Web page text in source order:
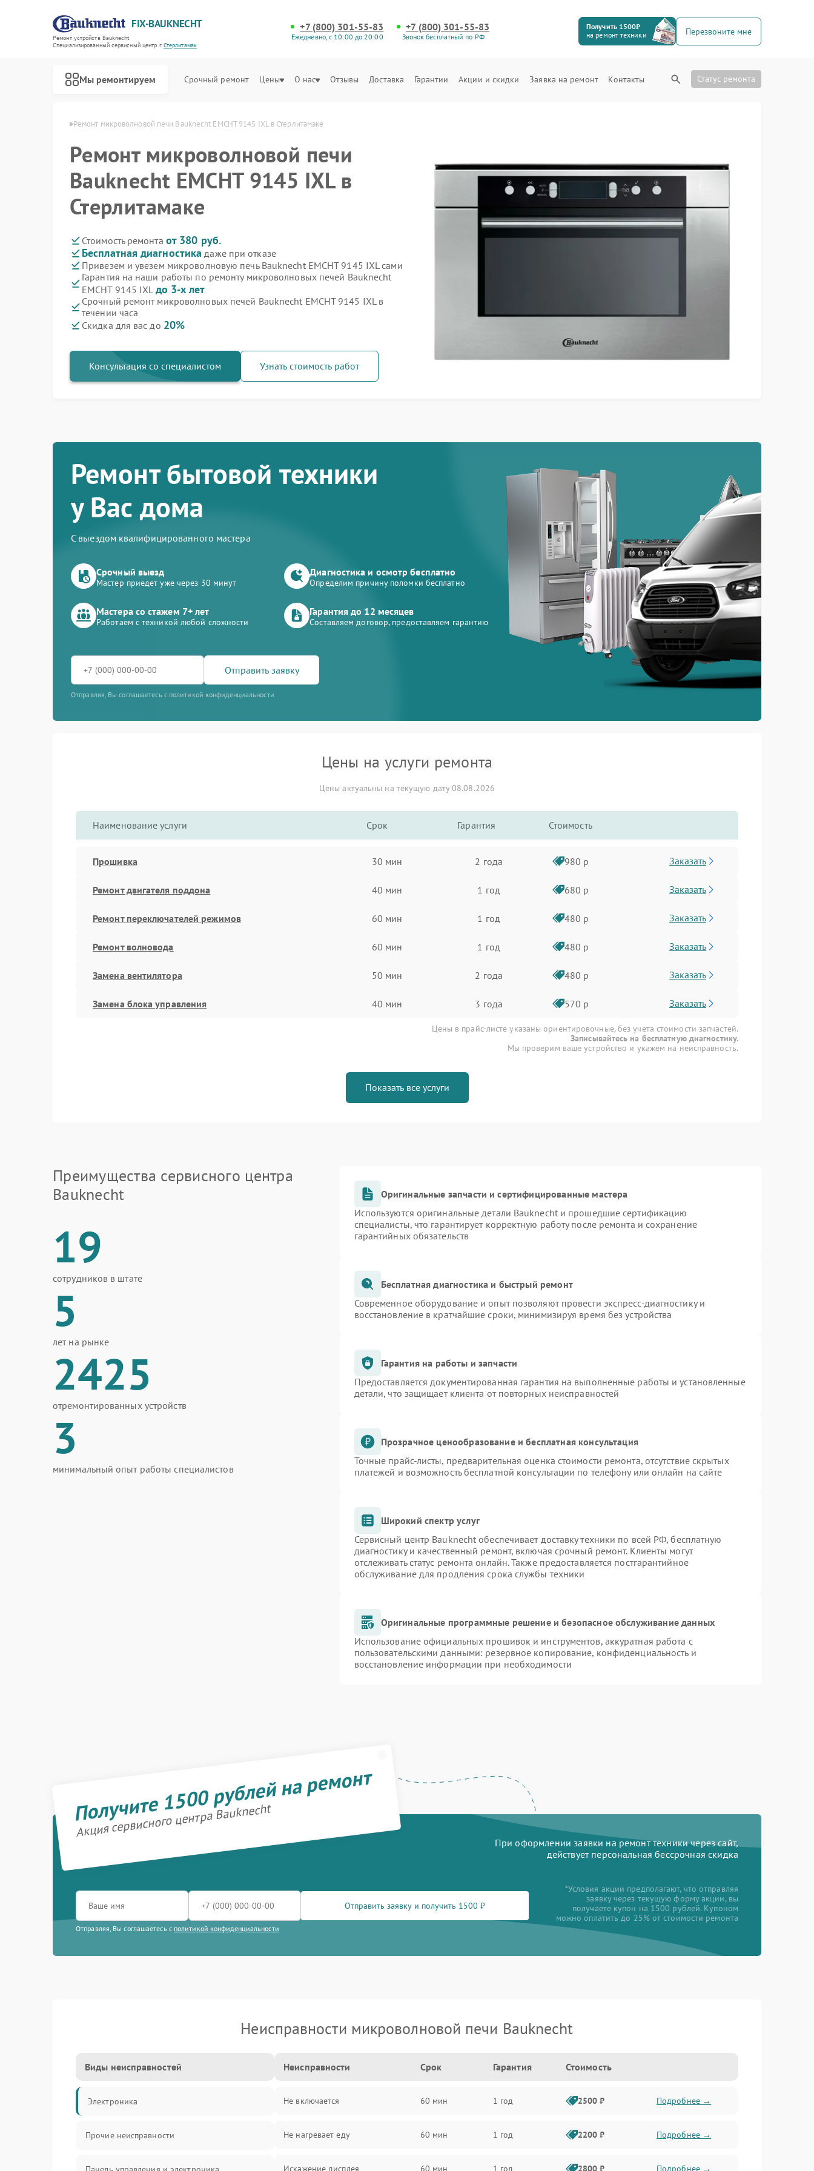
FIX-BAUKNECHT
Ремонт устройств Bauknecht
Специализированный cервисный центр г.Стерлитамак
+7 (800) 301-55-83
Ежедневно, с 10:00 до 20:00
+7 (800) 301-55-83
Звонок бесплатный по РФ
Получить 1500₽
на ремонт техники
Перезвоните мне
Мы ремонтируем Срочный ремонт Цены О нас Отзывы Доставка Гарантии Акции и скидки Заявка на ремонт Контакты Статус ремонта
Ремонт микроволновой печи Bauknecht EMCHT 9145 IXL в Стерлитамаке
Ремонт микроволновой печи
Bauknecht EMCHT 9145 IXL в
Стерлитамаке
Стоимость ремонта от 380 руб.
Бесплатная диагностика даже при отказе
Привезем и увезем микроволновую печь Bauknecht EMCHT 9145 IXL сами
Гарантия на наши работы по ремонту микроволновых печей Bauknecht
EMCHT 9145 IXL до 3-х лет
Срочный ремонт микроволновых печей Bauknecht EMCHT 9145 IXL в
течении часа
Скидка для вас до 20%
Консультация со специалистом Узнать стоимость работ
Ремонт бытовой техники
у Вас дома
С выездом квалифицированного мастера
Срочный выезд
Мастер приедет уже через 30 минут
Диагностика и осмотр бесплатно
Определим причину поломки бесплатно
Мастера со стажем 7+ лет
Работаем с техникой любой сложности
Гарантия до 12 месяцев
Составляем договор, предоставляем гарантию
Отправить заявку
Отправляя, Вы соглашаетесь с политикой конфиденциальности
Цены на услуги ремонта
Цены актуальны на текущую дату 08.08.2026
Наименование услуги Срок Гарантия Стоимость
Прошивка 30 мин 2 года 980 р Заказать
Ремонт двигателя поддона 40 мин 1 год 680 р Заказать
Ремонт переключателей режимов 60 мин 1 год 480 р Заказать
Ремонт волновода 60 мин 1 год 480 р Заказать
Замена вентилятора 50 мин 2 года 480 р Заказать
Замена блока управления 40 мин 3 года 570 р Заказать
Цены в прайс-листе указаны ориентировочные, без учета стоимости запчастей.
Записывайтесь на бесплатную диагностику.
Мы проверим ваше устройство и укажем на неисправность.
Показать все услуги
Преимущества сервисного центра
Bauknecht
19
сотрудников в штате
5
лет на рынке
2425
отремонтированных устройств
3
минимальный опыт работы специалистов
Оригинальные запчасти и сертифицированные мастера
Используются оригинальные детали Bauknecht и прошедшие сертификацию
специалисты, что гарантирует корректную работу после ремонта и сохранение
гарантийных обязательств
Бесплатная диагностика и быстрый ремонт
Современное оборудование и опыт позволяют провести экспресс-диагностику и
восстановление в кратчайшие сроки, минимизируя время без устройства
Гарантия на работы и запчасти
Предоставляется документированная гарантия на выполненные работы и установленные
детали, что защищает клиента от повторных неисправностей
Прозрачное ценообразование и бесплатная консультация
Точные прайс-листы, предварительная оценка стоимости ремонта, отсутствие скрытых
платежей и возможность бесплатной консультации по телефону или онлайн на сайте
Широкий спектр услуг
Сервисный центр Bauknecht обеспечивает доставку техники по всей РФ, бесплатную
диагностику и качественный ремонт, включая срочный ремонт. Клиенты могут
отслеживать статус ремонта онлайн. Также предоставляется постгарантийное
обслуживание для продления срока службы техники
Оригинальные программные решение и безопасное обслуживание данных
Использование официальных прошивок и инструментов, аккуратная работа с
пользовательскими данными: резервное копирование, конфиденциальность и
восстановление информации при необходимости
Получите 1500 рублей на ремонт
Акция сервисного центра Bauknecht
При оформлении заявки на ремонт техники через сайт,
действует персональная бессрочная скидка
Отправить заявку и получить 1500 ₽
Отправляя, Вы соглашаетесь с политикой конфиденциальности
*Условия акции предполагают, что отправляя
заявку через текущую форму акции, вы
получаете купон на 1500 рублей. Купоном
можно оплатить до 25% от стоимости ремонта
Неисправности микроволновой печи Bauknecht
Виды неисправностей
Электроника
Прочие неисправности
Неисправности Срок Гарантия Стоимость
Не включается 60 мин 1 год 2500 ₽ Подробнее →
Не нагревает еду 60 мин 1 год 2200 ₽ Подробнее →
Искажение дисплея 60 мин 1 год 2800 ₽ Подробнее →